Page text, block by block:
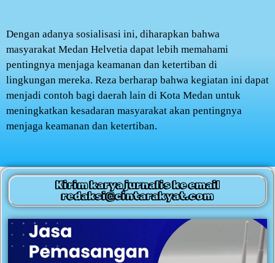
Dengan adanya sosialisasi ini, diharapkan bahwa
masyarakat Medan Helvetia dapat lebih memahami
pentingnya menjaga keamanan dan ketertiban di
lingkungan mereka. Reza berharap bahwa kegiatan ini dapat
menjadi contoh bagi daerah lain di Kota Medan untuk
meningkatkan kesadaran masyarakat akan pentingnya
menjaga keamanan dan ketertiban.
Kirim karya jurnalis ke email
redaksi@cintarakyat.com